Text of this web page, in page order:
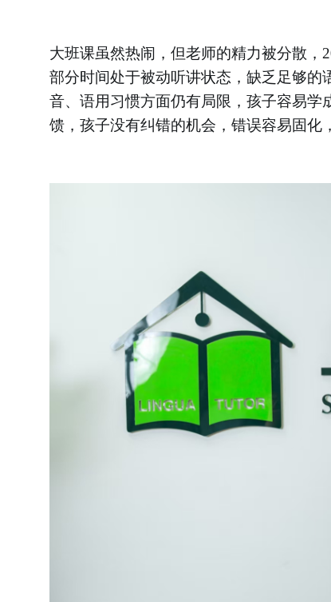
大班课虽然热闹，但老师的精力被分散，
部分时间处于被动听讲状态，缺乏足够的
音、语用习惯方面仍有局限，孩子容易学
馈，孩子没有纠错的机会，错误容易固化